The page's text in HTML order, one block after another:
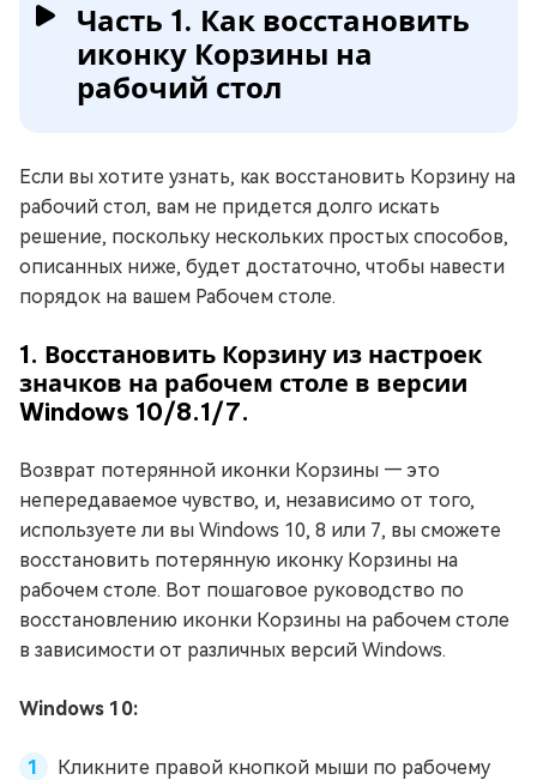
Часть 1. Как восстановить
иконку Корзины на
рабочий стол
Если вы хотите узнать, как восстановить Корзину на
рабочий стол, вам не придется долго искать
решение, поскольку нескольких простых способов,
описанных ниже, будет достаточно, чтобы навести
порядок на вашем Рабочем столе.
1. Восстановить Корзину из настроек
значков на рабочем столе в версии
Windows 10/8.1/7.
Возврат потерянной иконки Корзины — это
непередаваемое чувство, и, независимо от того,
используете ли вы Windows 10, 8 или 7, вы сможете
восстановить потерянную иконку Корзины на
рабочем столе. Вот пошаговое руководство по
восстановлению иконки Корзины на рабочем столе
в зависимости от различных версий Windows.
Windows 10:
Кликните правой кнопкой мыши по рабочему